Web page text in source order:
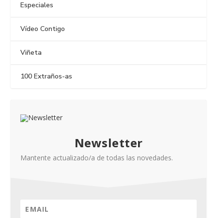
Especiales
Vídeo Contigo
Viñeta
100 Extraños-as
Newsletter
Mantente actualizado/a de todas las novedades.